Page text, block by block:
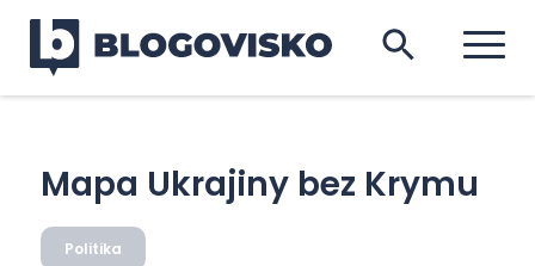
Mapa Ukrajiny bez Krymu
Politika